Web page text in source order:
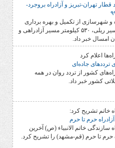
بروجرد-
و بهره برداری
ریلی، ۵۳۰ کیلومتر مسیر آزادراهی و
در همه
(ص) آخرین
را تشریح کرد.